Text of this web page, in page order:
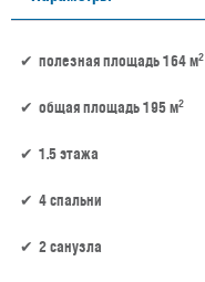
полезная площадь 164 м2
общая площадь 195 м2
1.5 этажа
4 спальни
2 санузла